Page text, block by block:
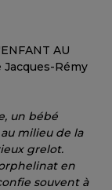
AU
Rémy
un bébé
milieu de la
grelot.
en
souvent à